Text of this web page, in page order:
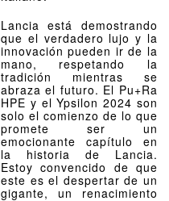
Lancia está demostrando
que el verdadero lujo y la
innovación pueden ir de la
mano, respetando la
tradición mientras se
abraza el futuro. El Pu+Ra
HPE y el Ypsilon 2024 son
solo el comienzo de lo que
promete ser un
emocionante capítulo en
la historia de Lancia.
Estoy convencido de que
este es el despertar de un
gigante, un renacimiento